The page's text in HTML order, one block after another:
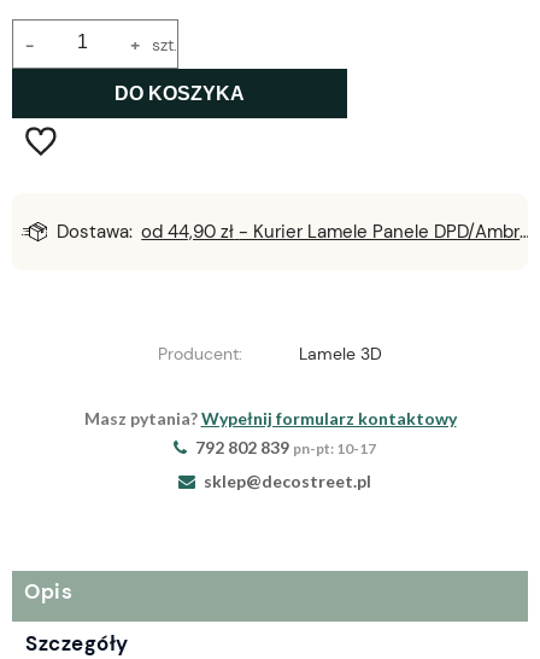
+
- szt.
DO KOSZYKA
Dostawa: od 44,90 zł - Kurier Lamele Panele DPD/Ambro/NST
Producent: Lamele 3D
Masz pytania?Wypełnij formularz kontaktowy
792 802 839 pn-pt: 10-17
sklep@decostreet.pl
Opis
Szczegóły